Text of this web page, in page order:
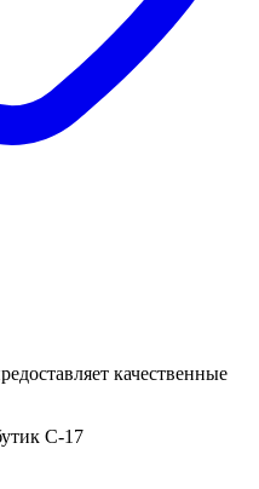
качественные
C-17